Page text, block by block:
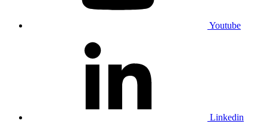
Youtube
Linkedin